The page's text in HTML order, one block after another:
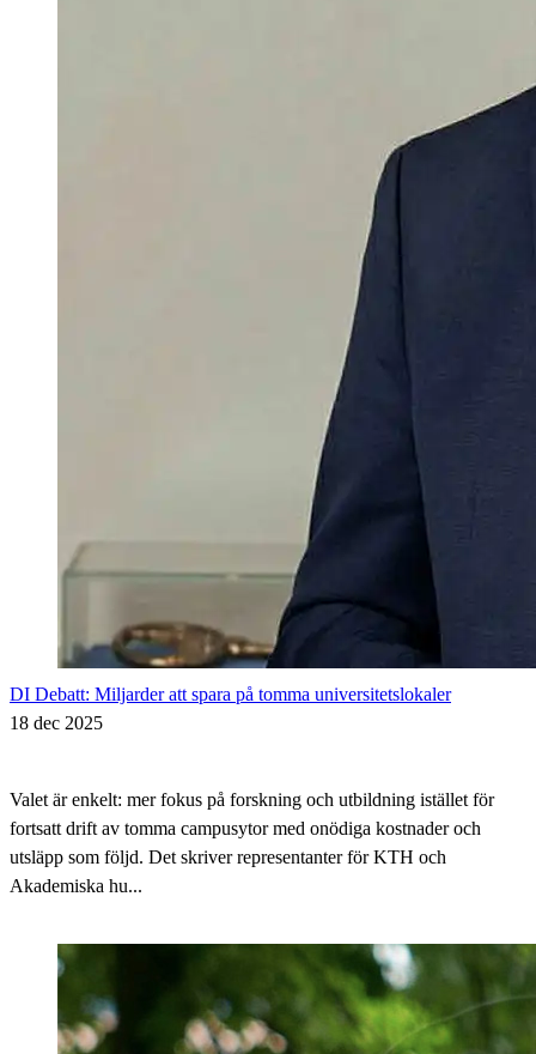
DI Debatt: Miljarder att spara på tomma universitetslokaler
18 dec 2025
Valet är enkelt: mer fokus på forskning och utbildning istället för
fortsatt drift av tomma campusytor med onödiga kostnader och
utsläpp som följd. Det skriver representanter för KTH och
Akademiska hu...